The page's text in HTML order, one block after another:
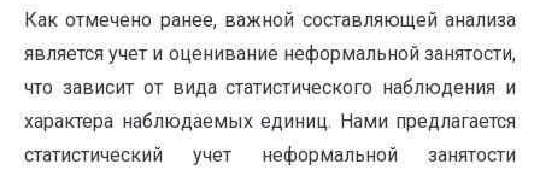
Как отмечено ранее, важной составляющей анализа
является учет и оценивание неформальной занятости,
что зависит от вида статистического наблюдения и
характера наблюдаемых единиц. Нами предлагается
статистический учет неформальной занятости